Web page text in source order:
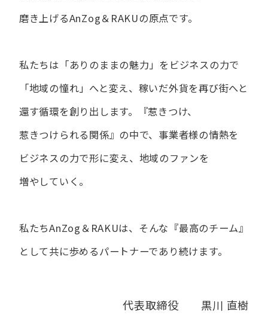
磨き上げる​AnZog＆RAKUの​原点です。
私たちは​「ありの​ままの​魅力」を​ビジネスの​力で​
「地域の​憧れ」へと​変え、 稼いだ外貨を​再び街へと​
還す循環を​創り出します。
『惹きつけ、​
惹きつけられる​関係』の​中で、​事業者様の​情熱を​
ビジネスの​力で​形に​変え、 地域の​ファンを​
増やしていく。
私たちAnZog＆RAKUは、​そんな​『最高の​チーム』
と​して共に​歩める​パートナーであり続けます。
代表取締役 黒川 直樹